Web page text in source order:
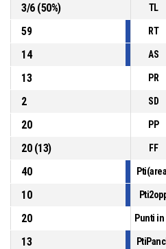
3/6(50%) TL
59
RT
14
AS
13
PR
2
SD
20
PP
20(13) FF
40
10
20
Punti in
13